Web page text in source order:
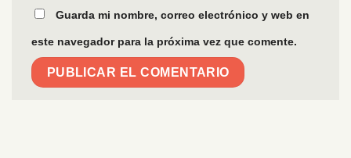
Guarda mi nombre, correo electrónico y web en
este navegador para la próxima vez que comente.